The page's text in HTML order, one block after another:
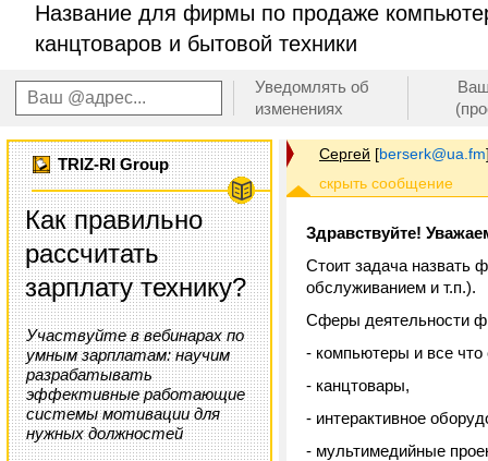
Название для фирмы по продаже
канцтоваров и бытовой техники
Уведомлять об
изменениях
TRIZ-RI Group
Как правильно
рассчитать
зарплату технику?
Участвуйте в вебинарах по
умным зарплатам: научим
разрабатывать
эффективные работающие
системы мотивации для
нужных должностей
Сергей [berserk@ua.fm
Здравствуйте!
Стоит задача назвать
обслуживанием и т.п.).
Сферы деятельности
- компьютеры и все что
- канцтовары,
- интерактивное
- мультимедийные